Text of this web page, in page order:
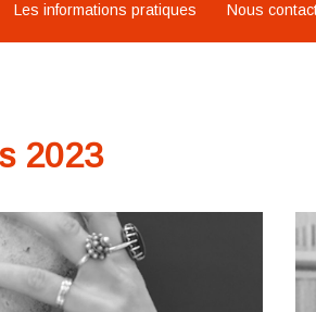
Les informations pratiques Nous
2023